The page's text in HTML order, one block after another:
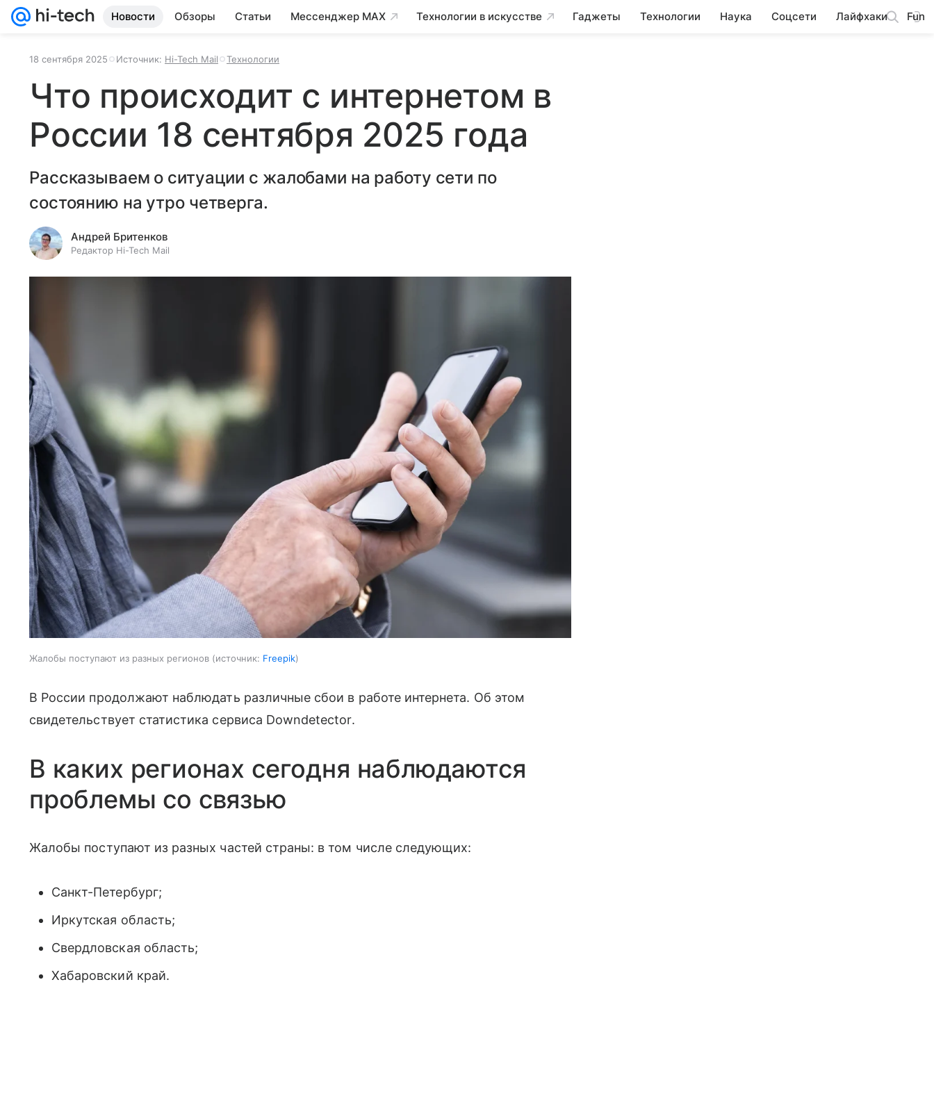
Новости Обзоры Статьи Мессенджер MAX Технологии в искусстве Гаджеты Технологии Наука Соцсети Лайфхаки Fun
18 сентября 2025 Источник: Hi-Tech Mail Технологии
Что происходит с интернетом в
России 18 сентября 2025 года
Рассказываем о ситуации с жалобами на работу сети по
состоянию на утро четверга.
Андрей Бритенков
Редактор Hi-Tech Mail
Жалобы поступают из разных регионов источник: Freepik
В России продолжают наблюдать различные сбои в работе интернета. Об этом
свидетельствует статистика сервиса Downdetector.
В каких регионах сегодня наблюдаются
проблемы со связью
Жалобы поступают из разных частей страны: в том числе следующих:
Санкт-Петербург;
Иркутская область;
Свердловская область;
Хабаровский край.